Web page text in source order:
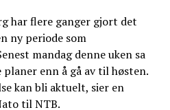
har flere ganger gjort det
ny periode som
mandag denne uken sa
enn å gå av til høsten.
kan bli aktuelt, sier en
til NTB.